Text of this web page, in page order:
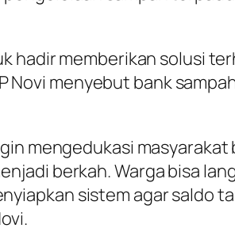
hadir memberikan solusi
Novi menyebut bank
mengedukasi
berkah. Warga bisa
sistem agar saldo